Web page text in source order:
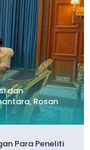
dan
Rosan
Para Peneliti